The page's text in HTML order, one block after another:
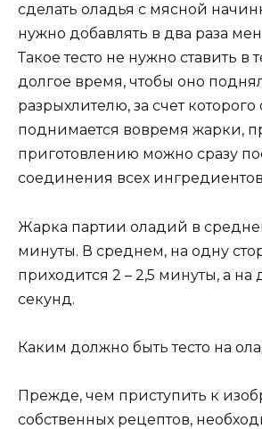
сделать оладья с мясной
нужно добавлять в два раза
Такое тесто не нужно ставить в
долгое время, чтобы оно
разрыхлителю, за счет
поднимается вовремя жарки,
приготовлению можно сразу
соединения всех
Жарка партии оладий в
минуты. В среднем, на одну
приходится 2 – 2,5 минуты, а на
секунд.
Каким должно быть тесто на
Прежде, чем приступить к
собственных рецептов,